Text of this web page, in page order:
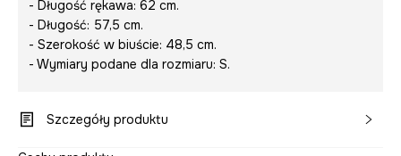
- Długość rękawa: 62 cm.
- Długość: 57,5 cm.
- Szerokość w biuście: 48,5 cm.
- Wymiary podane dla rozmiaru: S.
Szczegóły produktu